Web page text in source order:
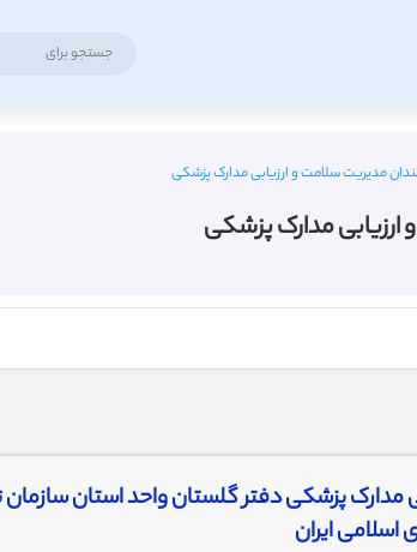
مدیریت سلامت و ارزیابی مدارک پزشکی
مدارک پزشکی
پزشکی دفتر گلستان واحد استان سازمان
ایران